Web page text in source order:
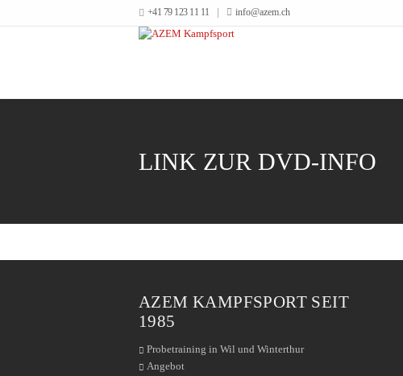
+41 79 123 11 11 info@azem.ch
LINK ZUR DVD-INFO
AZEM KAMPFSPORT SEIT
1985
Probetraining in Wil und Winterthur
Angebot